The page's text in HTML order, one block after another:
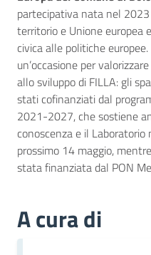
partecipativa nata nel
territorio e Unione europea
civica alle politiche
un’occasione per
allo sviluppo di FILLA: gli
stati cofinanziati dal
2021-2027, che sostiene
conoscenza e il
prossimo 14 maggio,
stata finanziata dal PON
A cura di